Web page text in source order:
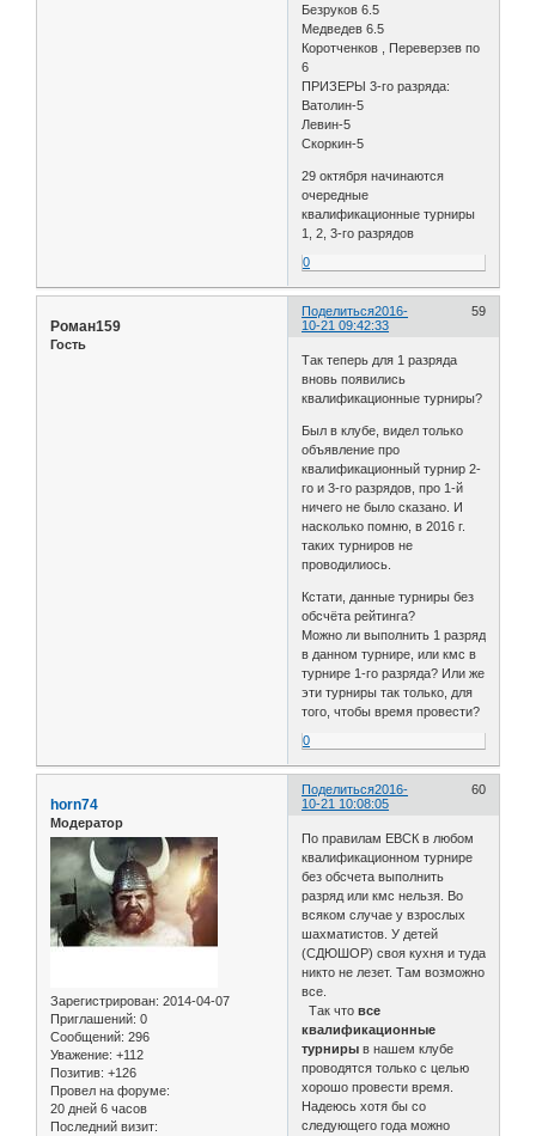
Безруков 6.5
Медведев 6.5
Коротченков , Переверзев по
6
ПРИЗЕРЫ 3-го разряда:
Ватолин-5
Левин-5
Скоркин-5
29 октября начинаются
очередные
квалификационные турниры
1, 2, 3-го разрядов
0
Поделиться 59
2016-
10-21 09:42:33
Роман159
Гость
Так теперь для 1 разряда
вновь появились
квалификационные турниры?
Был в клубе, видел только
объявление про
квалификационный турнир 2-
го и 3-го разрядов, про 1-й
ничего не было сказано. И
насколько помню, в 2016 г.
таких турниров не
проводилиось.
Кстати, данные турниры без
обсчёта рейтинга?
Можно ли выполнить 1 разряд
в данном турнире, или кмс в
турнире 1-го разряда? Или же
эти турниры так только, для
того, чтобы время провести?
0
Поделиться 60
2016-
10-21 10:08:05
horn74
Модератор
Зарегистрирован: 2014-04-07
Приглашений: 0
Сообщений: 296
Уважение: +112
Позитив: +126
Провел на форуме:
20 дней 6 часов
Последний визит:
По правилам ЕВСК в любом
квалификационном турнире
без обсчета выполнить
разряд или кмс нельзя. Во
всяком случае у взрослых
шахматистов. У детей
(СДЮШОР) своя кухня и туда
никто не лезет. Там возможно
все.
Так чтовсе
квалификационные
турниры в нашем клубе
проводятся только с целью
хорошо провести время.
Надеюсь хотя бы со
следующего года можно